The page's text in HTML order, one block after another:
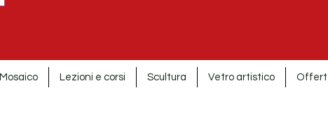
Mosaico Lezioni e corsi Scultura Vetro artistico